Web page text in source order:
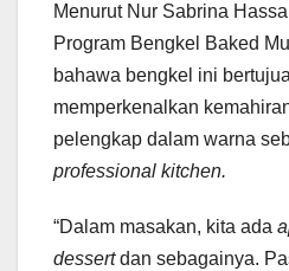
Menurut Nur Sabrina
Program Bengkel Baked
bahawa bengkel ini
memperkenalkan
pelengkap dalam warna
professional kitchen.
“Dalam masakan, kita ada
dessertdan sebagainya.